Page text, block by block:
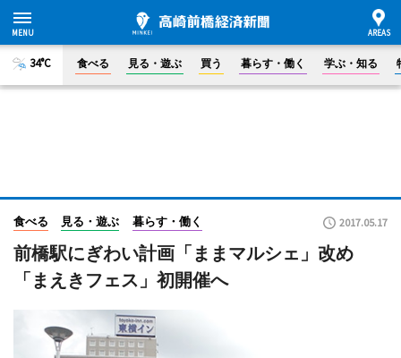
34°C 食べる 見る・遊ぶ 買う 暮らす・働く 学ぶ・知る
食べる 見る・遊ぶ 暮らす・働く 2017.05.17
前橋駅にぎわい計画「ままマルシェ」改め
「まえきフェス」初開催へ